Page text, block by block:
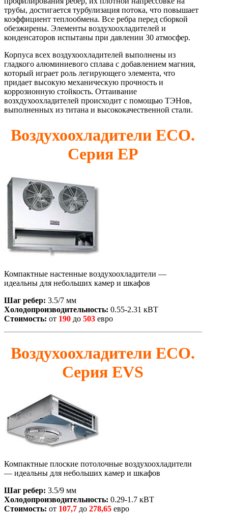
трубы, достигается турбулизация потока, что повышает
коэффициент теплообмена. Все ребра перед сборкой
обезжирены. Элементы воздухоохладителей и
конденсаторов испытаны при давлении 30 атмосфер.
Корпуса всех воздухоохладителей выполнены из
гладкого алюминиевого сплава с добавлением магния,
который играет роль легирующего элемента, что
придает высокую механическую прочность и
коррозионную стойкость. Оттаивание
возхдухоохладителей происходит с помощью ТЭНов,
выполненных из титана и высококачественной стали.
Воздухоохладители ЕСО.
Серия EP
Компактные настенные воздухоохладители —
идеальны для небольших камер и шкафов
Шаг ребер: 3.5/7 мм
Холодопроизводительность: 0.55-2.31 кВТ
Стоимость: от 190 до 503 евро
Воздухоохладители ЕСО.
Серия EVS
Компактные плоские потолочные воздухоохладители
— идеальны для небольших камер и шкафов
Шаг ребер: 3.5/9 мм
Холодопроизводительность: 0.29-1.7 кВТ
Стоимость: от 107,7 до 278,65 евро